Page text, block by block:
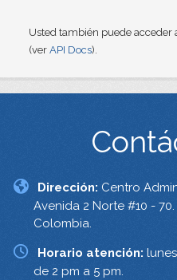
Usted también puede acceder
(ver API Docs).
Dirección: Centro
Avenida 2 Norte #10 -
Colombia.
Horario atención:
de 2 pm a 5 pm.